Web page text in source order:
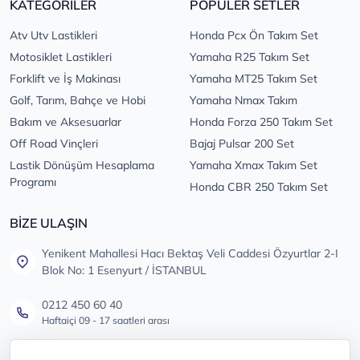
KATEGORİLER
Atv Utv Lastikleri
Motosiklet Lastikleri
Forklift ve İş Makinası
Golf, Tarım, Bahçe ve Hobi
Bakım ve Aksesuarlar
Off Road Vinçleri
Lastik Dönüşüm Hesaplama
Programı
POPÜLER SETLER
Honda Pcx Ön Takım Set
Yamaha R25 Takım Set
Yamaha MT25 Takım Set
Yamaha Nmax Takım
Honda Forza 250 Takım Set
Bajaj Pulsar 200 Set
Yamaha Xmax Takım Set
Honda CBR 250 Takım Set
BİZE ULAŞIN
Yenikent Mahallesi Hacı Bektaş Veli Caddesi Özyurtlar 2-I
Blok No: 1 Esenyurt / İSTANBUL
0212 450 60 40
Haftaiçi 09 - 17 saatleri arası